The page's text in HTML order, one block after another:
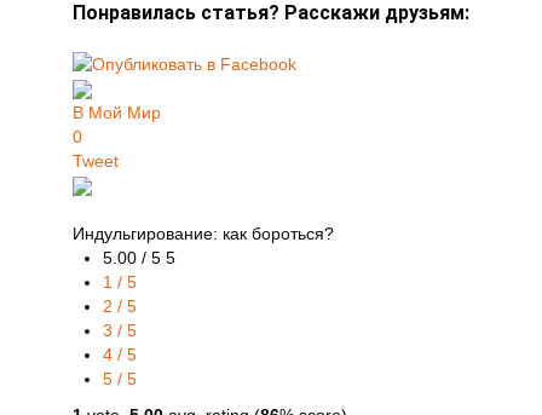
Понравилась статья? Расскажи друзьям:
В Мой Мир
0
Tweet
Индульгирование: как бороться?
5.00 / 5 5
1 / 5
2 / 5
3 / 5
4 / 5
5 / 5